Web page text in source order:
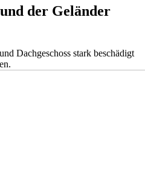
der Geländer
Dachgeschoss stark beschädigt